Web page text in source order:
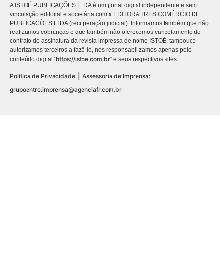
A ISTOÉ PUBLICAÇÕES LTDA é um portal digital independente e sem
vinculação editorial e societária com a EDITORA TRES COMÉRCIO DE
PUBLICACÕES LTDA (recuperação judicial). Informamos também que não
realizamos cobranças e que também não oferecemos cancelamento do
contrato de assinatura da revista impressa de nome ISTOÉ, tampouco
autorizamos terceiros a fazê-lo, nos responsabilizamos apenas pelo
conteúdo digital “https://istoe.com.br” e seus respectivos sites.
Política de Privacidade
Assessoria de Imprensa:
grupoentre.imprensa@agenciafr.com.br